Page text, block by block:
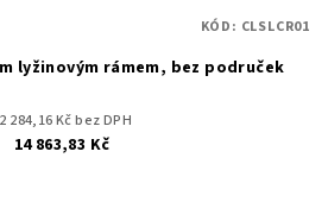
lyžinovým rámem, bez područek
284,16 Kč bez DPH
14 863,83 Kč
KÓD: CLSLCR01